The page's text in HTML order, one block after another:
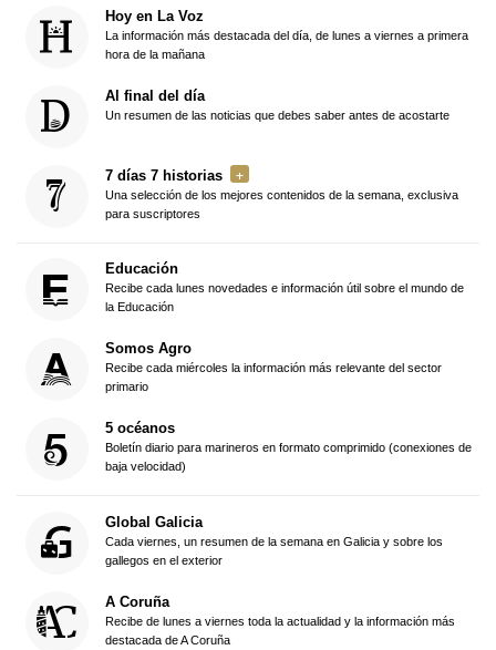
Hoy en La Voz
La información más destacada del día, de lunes a viernes a primera
hora de la mañana
Al final del día
Un resumen de las noticias que debes saber antes de acostarte
7 días 7 historias
Una selección de los mejores contenidos de la semana, exclusiva
para suscriptores
Educación
Recibe cada lunes novedades e información útil sobre el mundo de
la Educación
Somos Agro
Recibe cada miércoles la información más relevante del sector
primario
5 océanos
Boletín diario para marineros en formato comprimido (conexiones de
baja velocidad)
Global Galicia
Cada viernes, un resumen de la semana en Galicia y sobre los
gallegos en el exterior
A Coruña
Recibe de lunes a viernes toda la actualidad y la información más
destacada de A Coruña